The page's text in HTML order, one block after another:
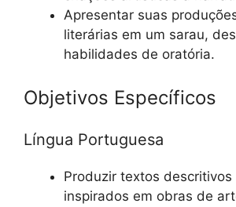
Apresentar suas
literárias em um sarau,
habilidades de oratória.
Objetivos Específicos
Língua Portuguesa
Produzir textos descritivos
inspirados em obras de